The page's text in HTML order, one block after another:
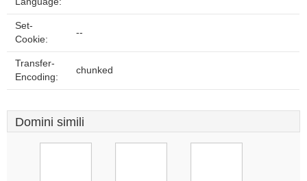
Set-
Cookie:
--
Transfer-
Encoding:
chunked
Domini simili